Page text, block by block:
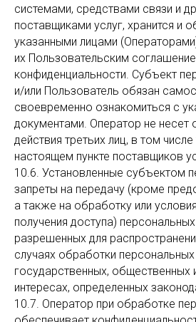
системами, средствами связи и
поставщиками услуг, хранится и
указанными лицами
их Пользовательским
конфиденциальности. Субъект
и/или Пользователь обязан
своевременно ознакомиться с
документами. Оператор не несет
действия третьих лиц, в том
настоящем пункте поставщиков
10.6. Установленные субъектом
запреты на передачу (кроме
а также на обработку или
получения доступа)
разрешенных для
случаях обработки
государственных, общественных
интересах, определенных
10.7. Оператор при обработке